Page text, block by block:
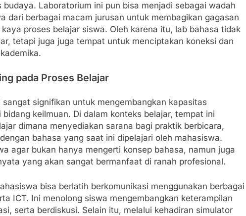
Laboratorium ini pun bisa menjadi sebagai wadah
dari berbagai macam jurusan untuk membagikan gagasan
proses belajar siswa. Oleh karena itu, lab bahasa tidak
tetapi juga juga tempat untuk menciptakan koneksi dan
pada Proses Belajar
signifikan untuk mengembangkan kapasitas
keilmuan. Di dalam konteks belajar, tempat ini
dimana menyediakan sarana bagi praktik berbicara,
bahasa yang saat ini dipelajari oleh mahasiswa.
agar bukan hanya mengerti konsep bahasa, namun juga
yang akan sangat bermanfaat di ranah profesional.
bisa berlatih berkomunikasi menggunakan berbagai
ICT. Ini menolong siswa mengembangkan keterampilan
serta berdiskusi. Selain itu, melalui kehadiran simulator